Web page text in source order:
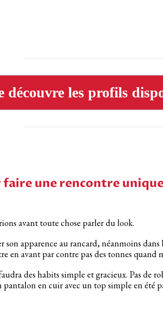
découvre les profils
faire une rencontre
avant toute chose parler du look.
apparence au rancard, néanmoins
en avant par contre pas des tonnes quand
des habits simple et gracieux. Pas de
en cuir avec un top simple en été